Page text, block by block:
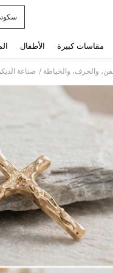
مقاسات كبيرة الأطفال
والحرف، والخياطة / صناعة